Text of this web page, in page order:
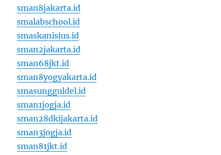
sman8jakarta.id
smalabschool.id
smaskanisius.id
sman2jakarta.id
sman68jkt.id
sman8yogyakarta.id
smasungguldel.id
sman1jogja.id
sman28dkijakarta.id
sman3jogja.id
sman81jkt.id